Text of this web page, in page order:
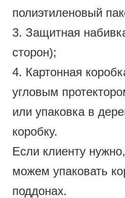
полиэтиленовый
3. Защитная
сторон);
4. Картонная
угловым
или упаковка в
коробку.
Если клиенту
можем упаковать
поддонах.